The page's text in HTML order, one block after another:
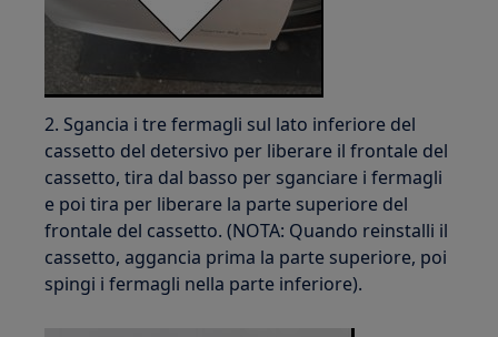
2. Sgancia i tre fermagli sul lato inferiore del
cassetto del detersivo per liberare il frontale del
cassetto, tira dal basso per sganciare i fermagli
e poi tira per liberare la parte superiore del
frontale del cassetto. (NOTA: Quando reinstalli il
cassetto, aggancia prima la parte superiore, poi
spingi i fermagli nella parte inferiore).